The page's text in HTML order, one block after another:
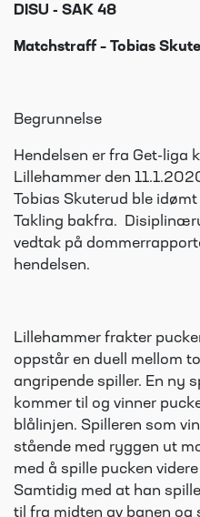
DISU - SAK 48
Matchstraff – Tobias
Begrunnelse
Hendelsen er fra Get-liga
Lillehammer den
Tobias Skuterud ble
Takling bakfra.
vedtak på
hendelsen.
Lillehammer frakter
oppstår en duell mellom
angripende spiller. En ny
kommer til og vinner
blålinjen. Spilleren som
stående med ryggen ut
med å spille pucken
Samtidig med at han
til fra midten av banen og